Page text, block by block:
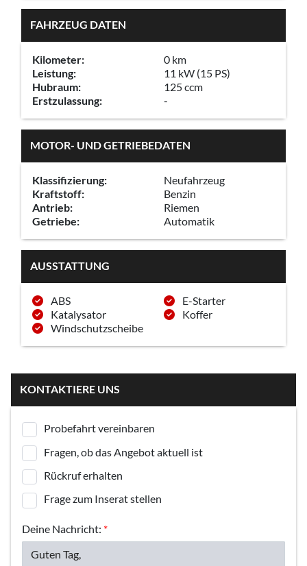
FAHRZEUG DATEN
Kilometer:
0 km
Leistung:
11 kW (15 PS)
Hubraum:
125 ccm
Erstzulassung:
-
MOTOR- UND GETRIEBEDATEN
Klassifizierung:
Neufahrzeug
Kraftstoff:
Benzin
Antrieb:
Riemen
Getriebe:
Automatik
AUSSTATTUNG
ABS
E-Starter
Katalysator
Koffer
Windschutzscheibe
KONTAKTIERE UNS
Probefahrt vereinbaren
Fragen, ob das Angebot aktuell ist
Rückruf erhalten
Frage zum Inserat stellen
Deine Nachricht: *